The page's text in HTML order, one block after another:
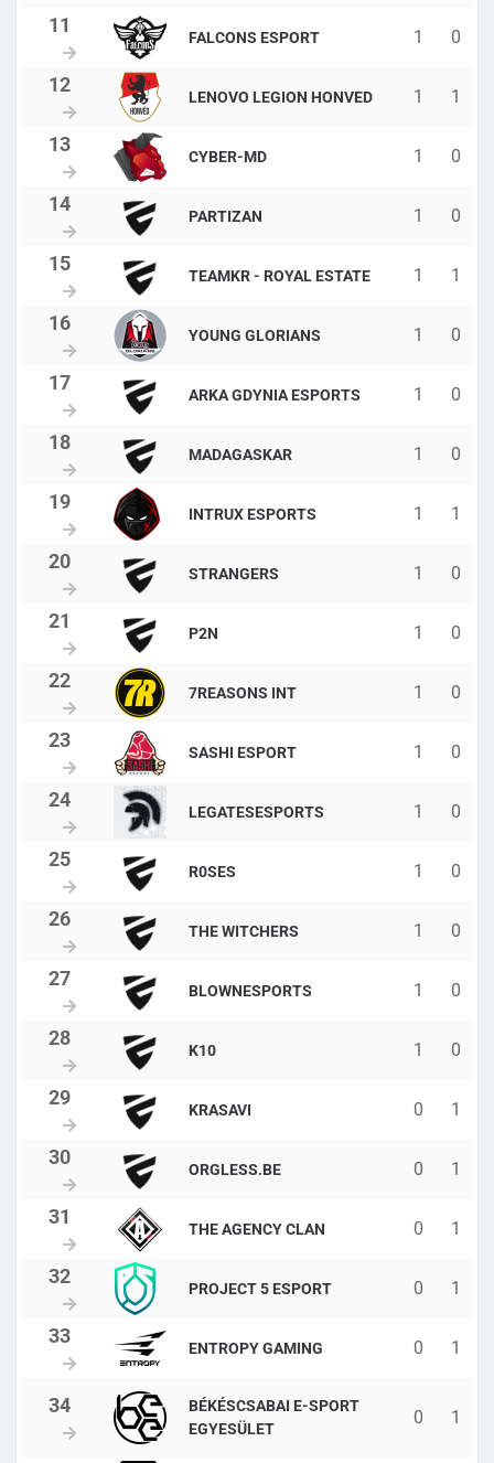
FALCONS ESPORT 1 0
LENOVO LEGION HONVED 1 1
CYBER-MD 1 0
PARTIZAN 1 0
TEAMKR - ROYAL ESTATE 1 1
YOUNG GLORIANS 1 0
ARKA GDYNIA ESPORTS 1 0
MADAGASKAR 1 0
INTRUX ESPORTS 1 1
STRANGERS 1 0
P2N 1 0
7REASONS INT 1 0
SASHI ESPORT 1 0
LEGATESESPORTS 1 0
R0SES 1 0
THE WITCHERS 1 0
BLOWNESPORTS 1 0
K10 1 0
KRASAVI 0 1
ORGLESS.BE 0 1
THE AGENCY CLAN 0 1
PROJECT 5 ESPORT 0 1
ENTROPY GAMING 0 1
BÉKÉSCSABAI E-SPORT
EGYESÜLET
0 1